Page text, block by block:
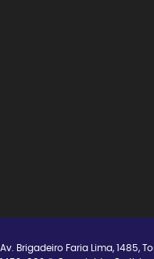
Av. Brigadeiro Faria Lima, 1485,